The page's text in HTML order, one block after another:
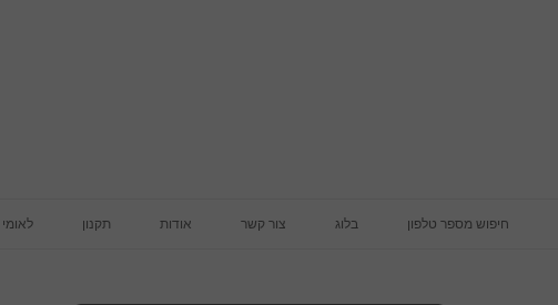
חיפוש מספר טלפון בלוג צור קשר אודות תקנון